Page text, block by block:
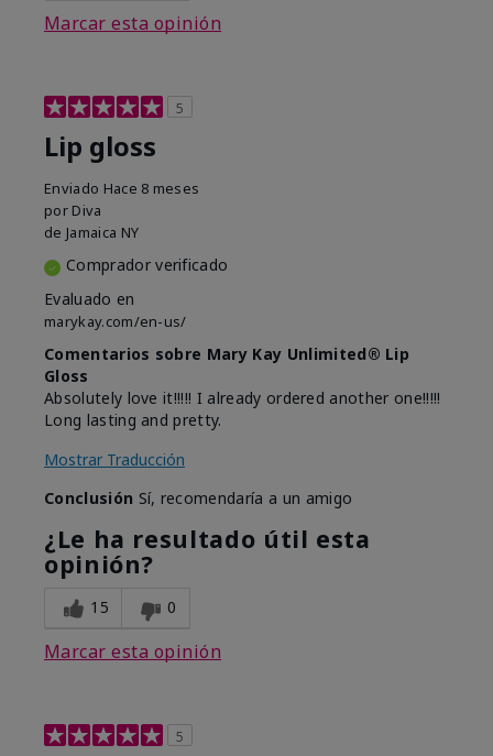
Marcar esta opinión
5
Lip gloss
Enviado Hace 8 meses
por Diva
de Jamaica NY
Comprador verificado
Evaluado en
marykay.com/en-us/
Comentarios sobre Mary Kay Unlimited® Lip
Gloss
Absolutely love it!!!!! I already ordered another one!!!!!
Long lasting and pretty.
Mostrar Traducción
Conclusión Sí, recomendaría a un amigo
¿Le ha resultado útil esta
opinión?
15 0
Marcar esta opinión
5